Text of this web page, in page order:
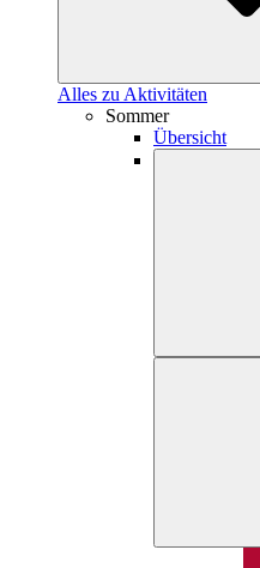
Alles zu Aktivitäten
Sommer
Übersicht